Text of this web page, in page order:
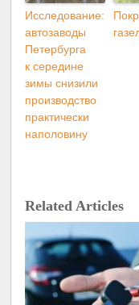
Исследование:
автозаводы
Петербурга
к середине
зимы снизили
производство
практически
наполовину
Related Articles